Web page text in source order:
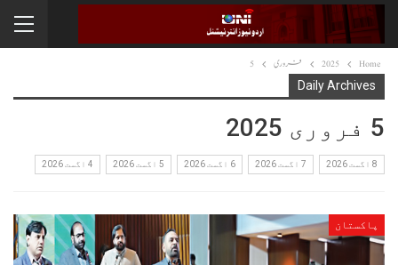
Home
2025 فروری 5
Daily Archives
5 فروری 2025
8 اگست 2026 7 اگست 2026 6 اگست 2026 5 اگست 2026 4 اگست 2026
پاکستان